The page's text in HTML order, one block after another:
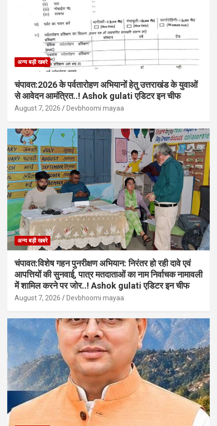
अन्य बड़ी खबरे
चंपावत:2026 के पर्वतारोहण अभियानों हेतु उत्तराखंड के युवाओं
से आवेदन आमंत्रित..! Ashok gulati एडिटर इन चीफ
August 7, 2026 Devbhoomi mayaa
अन्य बड़ी खबरे
चंपावत:विशेष गहन पुनरीक्षण अभियान: निरंतर हो रही दावे एवं
आपत्तियों की सुनवाई, पात्र मतदाताओं का नाम निर्वाचक नामावली
में शामिल करने पर जोर..! Ashok gulati एडिटर इन चीफ
August 7, 2026 Devbhoomi mayaa